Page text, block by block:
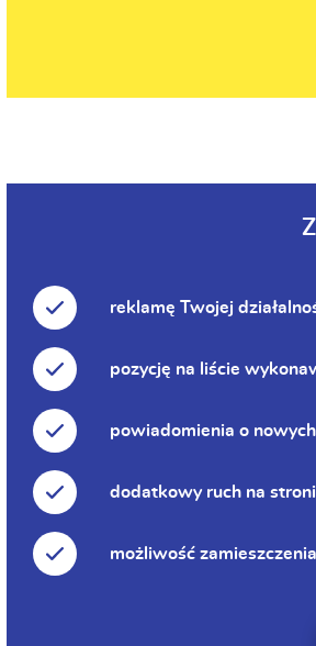
reklamę Twojej
pozycję na liście
powiadomienia o
dodatkowy ruch na
możliwość